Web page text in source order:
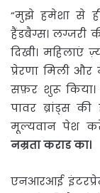
“मुझे हमेशा से
हैंडबैग्स। लग्जरी
दिखी। महिलाएं
प्रेरणा मिली
सफ़र शुरू किया।
पावर ब्रांड्स
मूल्यवान पेश
नम्रताकराडका।
एनआरआई